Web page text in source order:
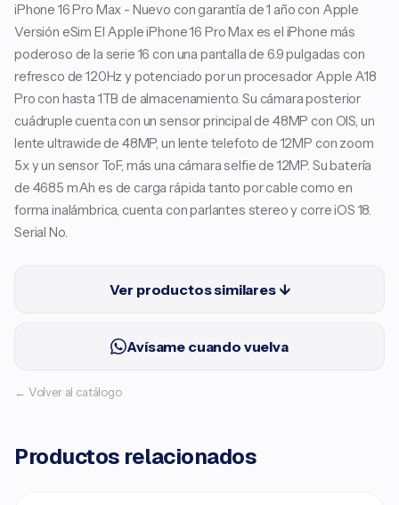
iPhone 16 Pro Max - Nuevo con garantía de 1 año con Apple
Versión eSim El Apple iPhone 16 Pro Max es el iPhone más
poderoso de la serie 16 con una pantalla de 6.9 pulgadas con
refresco de 120Hz y potenciado por un procesador Apple A18
Pro con hasta 1TB de almacenamiento. Su cámara posterior
cuádruple cuenta con un sensor principal de 48MP con OIS, un
lente ultrawide de 48MP, un lente telefoto de 12MP con zoom
5x y un sensor ToF, más una cámara selfie de 12MP. Su batería
de 4685 mAh es de carga rápida tanto por cable como en
forma inalámbrica, cuenta con parlantes stereo y corre iOS 18.
Serial No.
Ver productos similares ↓
Avísame cuando vuelva
← Volver al catálogo
Productos relacionados